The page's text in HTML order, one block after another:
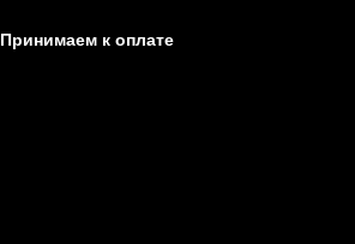
Принимаем к оплате